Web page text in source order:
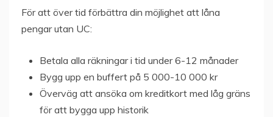
För att över tid förbättra din möjlighet att låna
pengar utan UC:
Betala alla räkningar i tid under 6-12 månader
Bygg upp en buffert på 5 000-10 000 kr
Överväg att ansöka om kreditkort med låg gräns
för att bygga upp historik